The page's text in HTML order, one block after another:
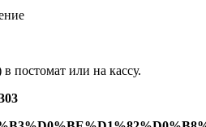
постомат или на кассу.